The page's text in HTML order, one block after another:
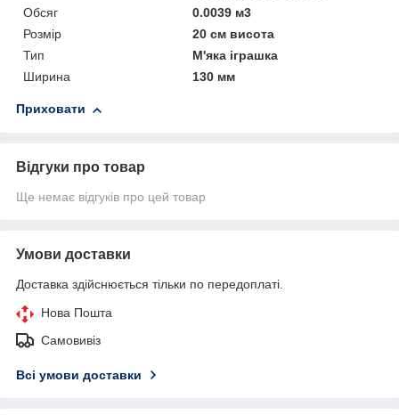
Обсяг
0.0039 м3
Розмір
20 см висота
Тип
М'яка іграшка
Ширина
130 мм
Приховати
Відгуки про товар
Ще немає відгуків про цей товар
Умови доставки
Доставка здійснюється тільки по передоплаті.
Нова Пошта
Самовивіз
Всі умови доставки